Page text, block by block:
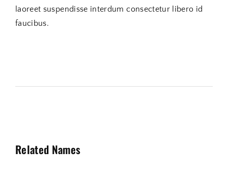
laoreet suspendisse interdum consectetur libero id
faucibus.
Related Names